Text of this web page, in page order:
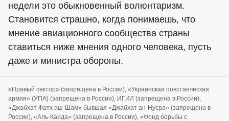
недели это обыкновенный волюнтаризм.
Становится страшно, когда понимаешь, что
мнение авиационного сообщества страны
ставиться ниже мнения одного человека, пусть
даже и министра обороны.
«Правый сектор» (запрещена в России), «Украинская повстанческая
армия» (УПА) (запрещена в России), ИГИЛ (запрещена в России),
«Джабхат Фатх аш-Шам» бывшая «Джабхат ан-Нусра» (запрещена в
России), «Аль-Каида» (запрещена в России), «Фонд борьбы с